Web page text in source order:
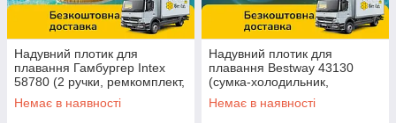
Надувний плотик для
плавання Гамбургер Intex
58780 (2 ручки, ремкомплект,
145-142-23 см) | Надувна
платформа
Немає в наявності
Надувний плотик для
плавання Bestway 43130
(сумка-холодильник,
ремкомплект, 231-107 см) |
Надувна платформа
Немає в наявності